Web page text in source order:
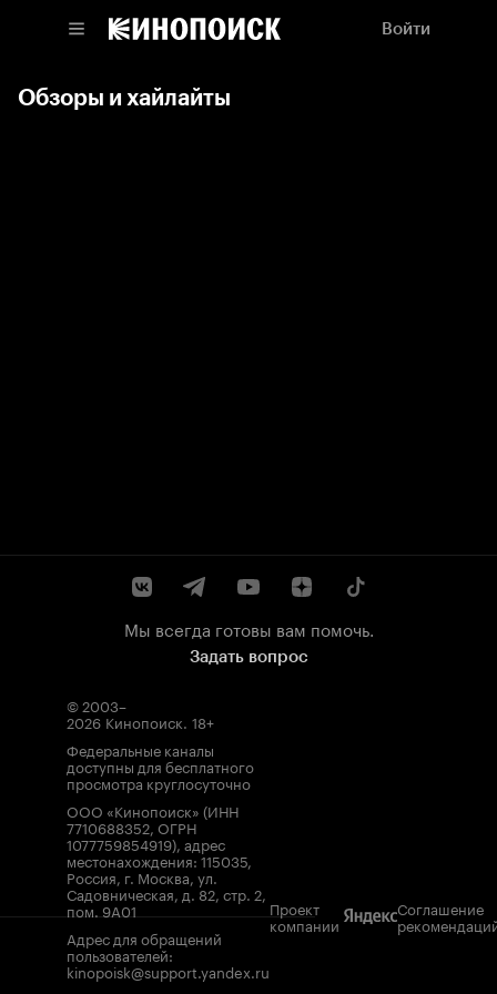
Войти
Обзоры и хайлайты
Мы всегда готовы вам помочь.
Задать вопрос
© 2003–
2026 Кинопоиск. 18+
Федеральные каналы
доступны для бесплатного
просмотра круглосуточно
ООО «Кинопоиск» (ИНН
7710688352, ОГРН
1077759854919), адрес
местонахождения: 115035,
Россия, г. Москва, ул.
Садовническая, д. 82, стр. 2,
пом. 9А01
Адрес для обращений
пользователей:
kinopoisk@support.yandex.ru
Проект
компании
Соглашение